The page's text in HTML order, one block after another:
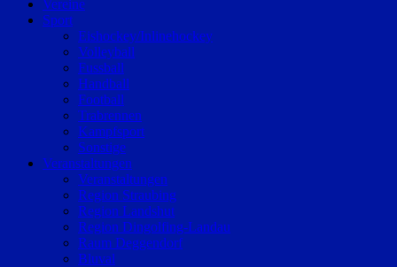
Vereine
Sport
Eishockey/Inlinehockey
Volleyball
Fussball
Handball
Football
Trabrennen
Kampfsport
Sonstige
Veranstaltungen
Veranstaltungen
Region Straubing
Region Landshut
Region Dingolfing-Landau
Raum Deggendorf
Bluval